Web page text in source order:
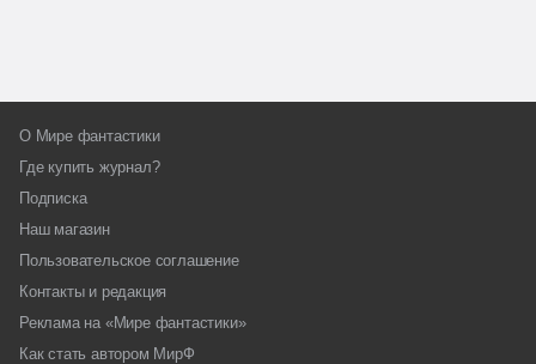
О Мире фантастики
Где купить журнал?
Подписка
Наш магазин
Пользовательское соглашение
Контакты и редакция
Реклама на «Мире фантастики»
Как стать автором МирФ